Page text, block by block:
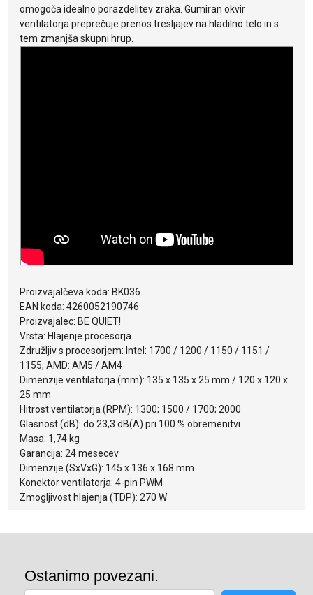
omogoča idealno porazdelitev zraka. Gumiran okvir
ventilatorja preprečuje prenos tresljajev na hladilno telo in s
tem zmanjša skupni hrup.
Proizvajalčeva koda: BK036
EAN koda: 4260052190746
Proizvajalec: BE QUIET!
Vrsta: Hlajenje procesorja
Združljiv s procesorjem: Intel: 1700 / 1200 / 1150 / 1151 /
1155, AMD: AM5 / AM4
Dimenzije ventilatorja (mm): 135 x 135 x 25 mm / 120 x 120 x
25 mm
Hitrost ventilatorja (RPM): 1300; 1500 / 1700; 2000
Glasnost (dB): do 23,3 dB(A) pri 100 % obremenitvi
Masa: 1,74 kg
Garancija: 24 mesecev
Dimenzije (SxVxG): 145 x 136 x 168 mm
Konektor ventilatorja: 4-pin PWM
Zmogljivost hlajenja (TDP): 270 W